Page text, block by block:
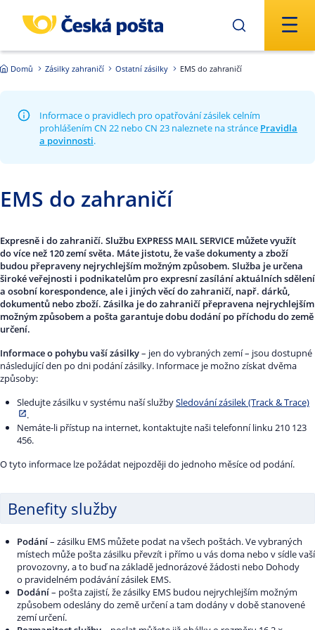
Domů Zásilky zahraničí Ostatní zásilky EMS do zahraničí
Informace o pravidlech pro opatřování zásilek celním
prohlášením CN 22 nebo CN 23 naleznete na stránce Pravidla
a povinnosti.
EMS do zahraničí
Expresně i do zahraničí. Službu EXPRESS MAIL SERVICE můžete využít
do více než 120 zemí světa. Máte jistotu, že vaše dokumenty a zboží
budou přepraveny nejrychlejším možným způsobem. Služba je určena
široké veřejnosti i podnikatelům pro expresní zasílání aktuálních sdělení
a osobní korespondence, ale i jiných věcí do zahraničí, např. dárků,
dokumentů nebo zboží. Zásilka je do zahraničí přepravena nejrychlejším
možným způsobem a pošta garantuje dobu dodání po příchodu do země
určení.
Informace o pohybu vaší zásilky– jen do vybraných zemí – jsou dostupné
následující den po dni podání zásilky. Informace je možno získat dvěma
způsoby:
Sledujte zásilku v systému naší službySledování zásilek (Track & Trace)
.
Nemáte-li přístup na internet, kontaktujte naši telefonní linku 210 123
456.
O tyto informace lze požádat nejpozději do jednoho měsíce od podání.
Benefity služby
Podání– zásilku EMS můžete podat na všech poštách. Ve vybraných
místech může pošta zásilku převzít i přímo u vás doma nebo v sídle vaší
provozovny, a to buď na základě jednorázové žádosti nebo Dohody
o pravidelném podávání zásilek EMS.
Dodání– pošta zajistí, že zásilky EMS budou nejrychlejším možným
způsobem odeslány do země určení a tam dodány v době stanovené
zemí určení.